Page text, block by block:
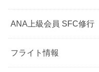
ANA上級会員 SFC修行
フライト情報